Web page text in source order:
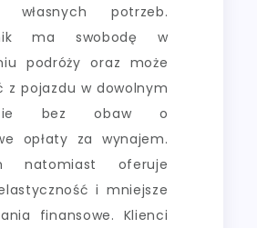
potrzeb.
ma swobodę w
podróży oraz może
z pojazdu w dowolnym
bez obaw o
opłaty za wynajem.
natomiast oferuje
i mniejsze
finansowe. Klienci